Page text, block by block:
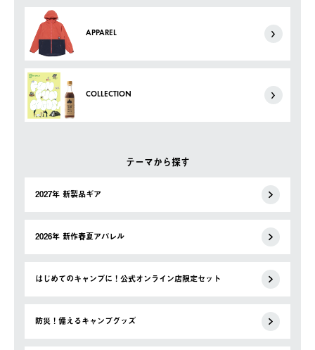
APPAREL
COLLECTION
テーマから探す
2027年 新製品ギア
2026年 新作春夏アパレル
はじめてのキャンプに！公式オンライン店限定セット
防災！備えるキャンプグッズ